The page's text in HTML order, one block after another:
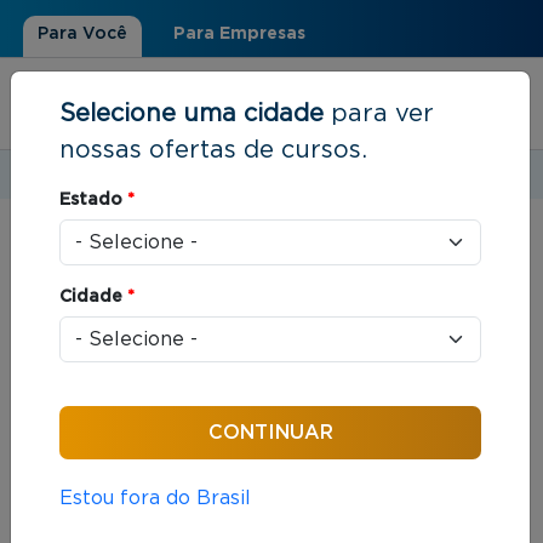
Para Você Para Empresas
Você está aqui
Cursos Gratuitos
Selecione uma cidade para ver
nossas ofertas de cursos.
Estado *
Cidade *
Estou fora do Brasil